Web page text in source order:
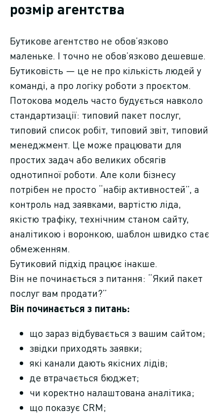
розмір агентства
Бутикове агентство не обов’язково
маленьке. І точно не обов’язково дешевше.
Бутиковість — це не про кількість людей у
команді, а про логіку роботи з проєктом.
Потокова модель часто будується навколо
стандартизації: типовий пакет послуг,
типовий список робіт, типовий звіт, типовий
менеджмент. Це може працювати для
простих задач або великих обсягів
однотипної роботи. Але коли бізнесу
потрібен не просто “набір активностей”, а
контроль над заявками, вартістю ліда,
якістю трафіку, технічним станом сайту,
аналітикою і воронкою, шаблон швидко стає
обмеженням.
Бутиковий підхід працює інакше.
Він не починається з питання: “Який пакет
послуг вам продати?”
Він починається з питань:
що зараз відбувається з вашим сайтом;
звідки приходять заявки;
які канали дають якісних лідів;
де втрачається бюджет;
чи коректно налаштована аналітика;
що показує CRM;